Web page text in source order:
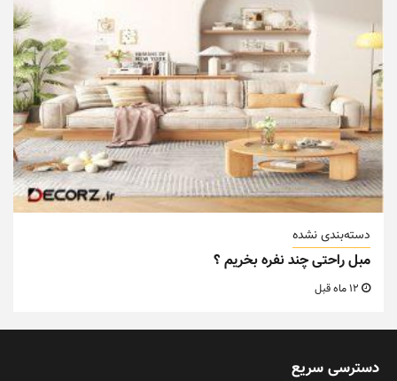
دسته‌بندی نشده
مبل راحتی چند نفره بخریم ؟
دسترسی سریع